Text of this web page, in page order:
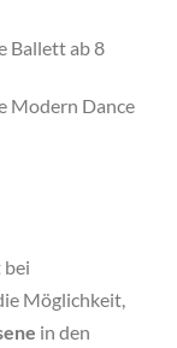
Ballett ab 8
Modern Dance
bei
Möglichkeit,
in den